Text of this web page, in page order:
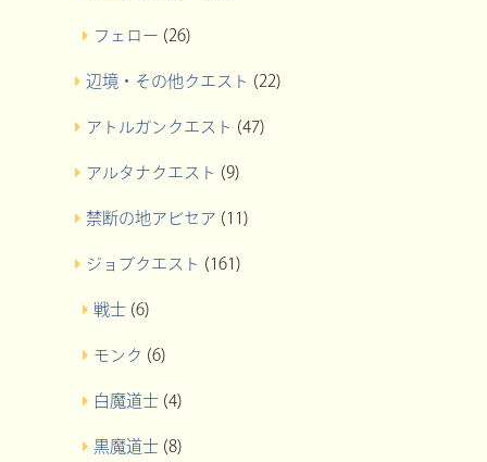
フェロー (26)
辺境・その他クエスト (22)
アトルガンクエスト (47)
アルタナクエスト (9)
禁断の地アビセア (11)
ジョブクエスト (161)
戦士 (6)
モンク (6)
白魔道士 (4)
黒魔道士 (8)